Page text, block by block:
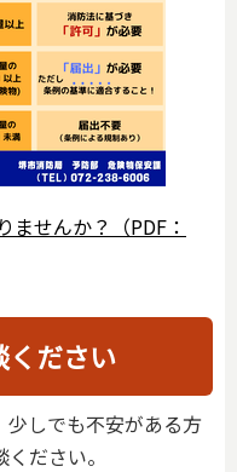
ませんか？（PDF：
ください
しでも不安がある方
ださい。